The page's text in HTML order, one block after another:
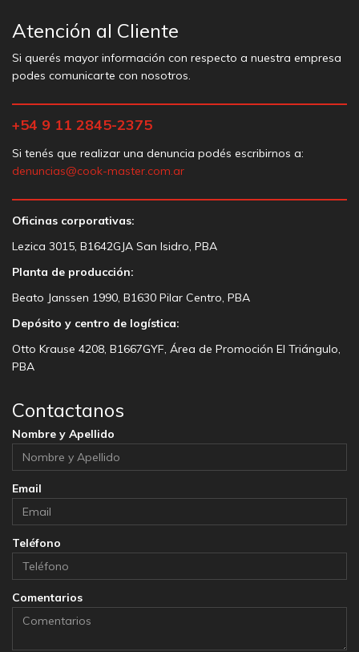
Atención al Cliente
Si querés mayor información con respecto a nuestra empresa
podes comunicarte con nosotros.
+54 9 11 2845-2375
Si tenés que realizar una denuncia podés escribirnos a:
denuncias@cook-master.com.ar
Oficinas corporativas:
Lezica 3015, B1642GJA San Isidro, PBA
Planta de producción:
Beato Janssen 1990, B1630 Pilar Centro, PBA
Depósito y centro de logística:
Otto Krause 4208, B1667GYF, Área de Promoción El Triángulo,
PBA
Contactanos
Nombre y Apellido
Email
Teléfono
Comentarios